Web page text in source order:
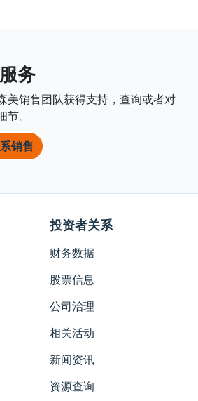
务
美销售团队获得支持，查询或者对
节。
销售
投资者关系
财务数据
股票信息
公司治理
相关活动
新闻资讯
资源查询